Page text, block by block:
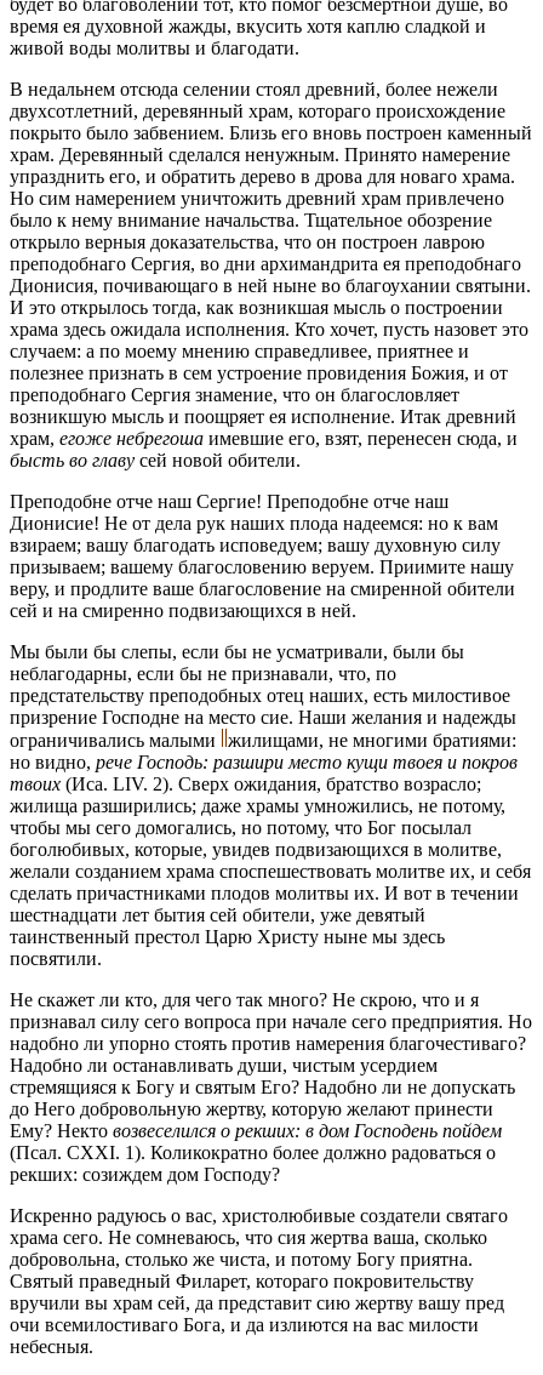
время ея духовной жажды, вкусить хотя каплю сладкой и
живой воды молитвы и благодати.
В недальнем отсюда селении стоял древний, более нежели
двухсотлетний, деревянный храм, котораго происхождение
покрыто было забвением. Близь его вновь построен каменный
храм. Деревянный сделался ненужным. Принято намерение
упразднить его, и обратить дерево в дрова для новаго храма.
Но сим намерением уничтожить древний храм привлечено
было к нему внимание начальства. Тщательное обозрение
открыло верныя доказательства, что он построен лаврою
преподобнаго Сергия, во дни архимандрита ея преподобнаго
Дионисия, почивающаго в ней ныне во благоухании святыни.
И это открылось тогда, как возникшая мысль о построении
храма здесь ожидала исполнения. Кто хочет, пусть назовет это
случаем: а по моему мнению справедливее, приятнее и
полезнее признать в сем устроение провидения Божия, и от
преподобнаго Сергия знамение, что он благословляет
возникшую мысль и поощряет ея исполнение. Итак древний
храм, егоже небрегоша имевшие его, взят, перенесен сюда, и
бысть во главу сей новой обители.
Преподобне отче наш Сергие! Преподобне отче наш
Дионисие! Не от дела рук наших плода надеемся: но к вам
взираем; вашу благодать исповедуем; вашу духовную силу
призываем; вашему благословению веруем. Приимите нашу
веру, и продлите ваше благословение на смиренной обители
сей и на смиренно подвизающихся в ней.
Мы были бы слепы, если бы не усматривали, были бы
неблагодарны, если бы не признавали, что, по
предстательству преподобных отец наших, есть милостивое
призрение Господне на место сие. Наши желания и надежды
ограничивались малыми
жилищами, не многими братиями:
но видно, рече Господь: разшири место кущи твоея и покров
твоих (Иса. LIV. 2). Сверх ожидания, братство возрасло;
жилища разширились; даже храмы умножились, не потому,
чтобы мы сего домогались, но потому, что Бог посылал
боголюбивых, которые, увидев подвизающихся в молитве,
желали созданием храма споспешествовать молитве их, и себя
сделать причастниками плодов молитвы их. И вот в течении
шестнадцати лет бытия сей обители, уже девятый
таинственный престол Царю Христу ныне мы здесь
посвятили.
Не скажет ли кто, для чего так много? Не скрою, что и я
признавал силу сего вопроса при начале сего предприятия. Но
надобно ли упорно стоять против намерения благочестиваго?
Надобно ли останавливать души, чистым усердием
стремящияся к Богу и святым Его? Надобно ли не допускать
до Него добровольную жертву, которую желают принести
Ему? Некто возвеселился о рекших: в дом Господень пойдем
(Псал. CXXI. 1). Коликократно более должно радоваться о
рекших: созиждем дом Господу?
Искренно радуюсь о вас, христолюбивые создатели святаго
храма сего. Не сомневаюсь, что сия жертва ваша, сколько
добровольна, столько же чиста, и потому Богу приятна.
Святый праведный Филарет, котораго покровительству
вручили вы храм сей, да представит сию жертву вашу пред
очи всемилостиваго Бога, и да излиются на вас милости
небесныя.